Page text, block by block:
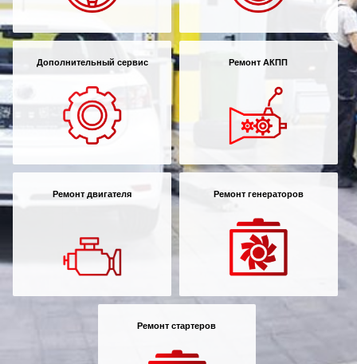
Дополнительный сервис Ремонт АКПП
Ремонт двигателя Ремонт генераторов
Ремонт стартеров